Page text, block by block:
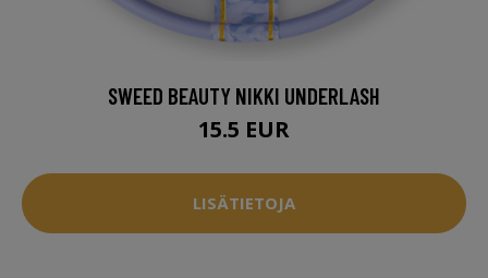
SWEED BEAUTY NIKKI UNDERLASH
15.5 EUR
LISÄTIETOJA